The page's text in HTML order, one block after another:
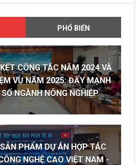
PHỔ BIẾN
CÔNG TÁC NĂM 2024 VÀ
VỤ NĂM 2025: ĐẨY MẠNH
NGÀNH NÔNG NGHIỆP
PHẨM DỰ ÁN HỢP TÁC
NGHỆ CAO VIỆT NAM -